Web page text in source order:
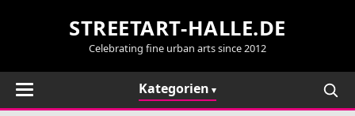
STREETART-HALLE.DE
Celebrating fine urban arts since 2012
Kategorien